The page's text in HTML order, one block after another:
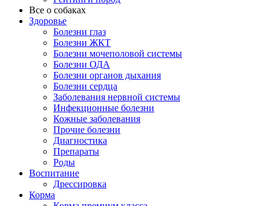
Все о собаках
Здоровье
Болезни глаз
Болезни ЖКТ
Болезни мочеполовой системы
Болезни ОДА
Болезни органов дыхания
Болезни сердца
Заболевания нервной системы
Инфекционные болезни
Кожные заболевания
Прочие болезни
Диагностика
Препараты
Роды
Воспитание
Дрессировка
Корма